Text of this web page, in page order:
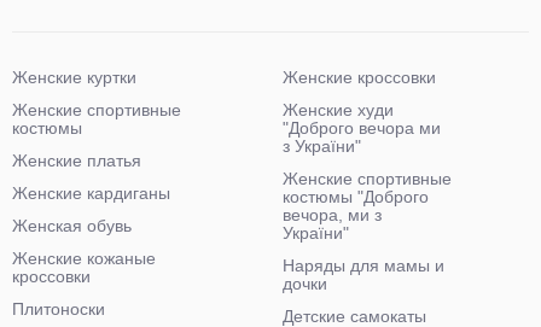
Женские куртки
Женские спортивные
костюмы
Женские платья
Женские кардиганы
Женская обувь
Женские кожаные
кроссовки
Плитоноски
Женские кроссовки
Женские худи
"Доброго вечора ми
з України"
Женские спортивные
костюмы "Доброго
вечора, ми з
України"
Наряды для мамы и
дочки
Детские самокаты